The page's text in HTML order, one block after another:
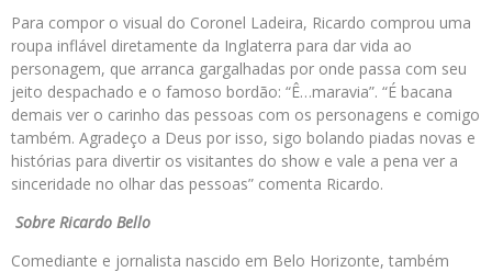
Para compor o visual do Coronel Ladeira, Ricardo comprou uma
roupa inflável diretamente da Inglaterra para dar vida ao
personagem, que arranca gargalhadas por onde passa com seu
jeito despachado e o famoso bordão: “Ê…maravia”. “É bacana
demais ver o carinho das pessoas com os personagens e comigo
também. Agradeço a Deus por isso, sigo bolando piadas novas e
histórias para divertir os visitantes do show e vale a pena ver a
sinceridade no olhar das pessoas” comenta Ricardo.
Sobre Ricardo Bello
Comediante e jornalista nascido em Belo Horizonte, também